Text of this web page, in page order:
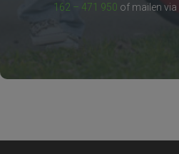
162 – 471 950 of mailen via